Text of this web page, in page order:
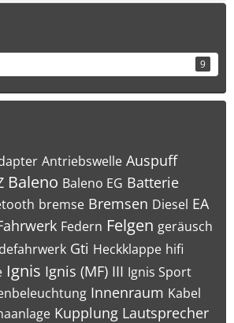
9
Antriebswelle Auspuff
Baleno Baleno EG Batterie
bremse Bremsen Diesel EA
Federn Felgen geräusch
Gti Heckklappe hifi
Ignis Ignis (MF) III Ignis Sport
Innenraum Kabel
Kupplung Lautsprecher